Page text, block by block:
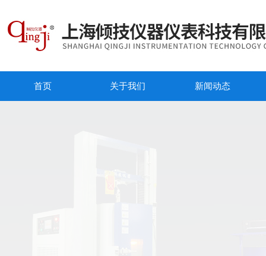
首页 关于我们 新闻动态